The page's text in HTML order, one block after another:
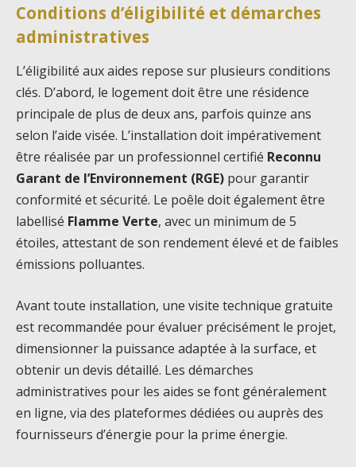
Conditions d’éligibilité et démarches
administratives
L’éligibilité aux aides repose sur plusieurs conditions
clés. D’abord, le logement doit être une résidence
principale de plus de deux ans, parfois quinze ans
selon l’aide visée. L’installation doit impérativement
être réalisée par un professionnel certifié Reconnu
Garant de l’Environnement (RGE) pour garantir
conformité et sécurité. Le poêle doit également être
labellisé Flamme Verte, avec un minimum de 5
étoiles, attestant de son rendement élevé et de faibles
émissions polluantes.
Avant toute installation, une visite technique gratuite
est recommandée pour évaluer précisément le projet,
dimensionner la puissance adaptée à la surface, et
obtenir un devis détaillé. Les démarches
administratives pour les aides se font généralement
en ligne, via des plateformes dédiées ou auprès des
fournisseurs d’énergie pour la prime énergie.